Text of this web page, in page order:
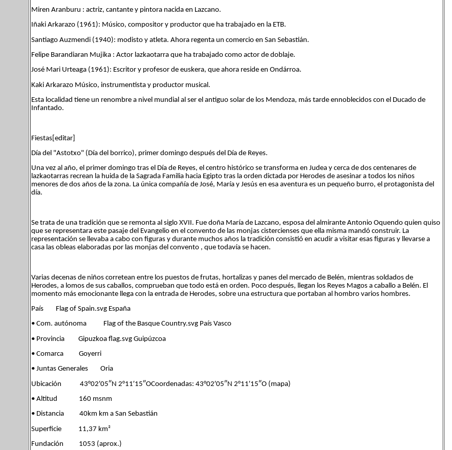
Miren Aranburu : actriz, cantante y pintora nacida en Lazcano.
Iñaki Arkarazo (1961): Músico, compositor y productor que ha trabajado en la ETB.
Santiago Auzmendi (1940): modisto y atleta. Ahora regenta un comercio en San Sebastián.
Felipe Barandiaran Mujika : Actor lazkaotarra que ha trabajado como actor de doblaje.
José Mari Urteaga (1961): Escritor y profesor de euskera, que ahora reside en Ondárroa.
Kaki Arkarazo Músico, instrumentista y productor musical.
Esta localidad tiene un renombre a nivel mundial al ser el antiguo solar de los Mendoza, más tarde ennoblecidos con el Ducado de
Infantado.
Fiestas[editar]
Día del "Astotxo" (Día del borrico), primer domingo después del Día de Reyes.
Una vez al año, el primer domingo tras el Día de Reyes, el centro histórico se transforma en Judea y cerca de dos centenares de
lazkaotarras recrean la huida de la Sagrada Familia hacia Egipto tras la orden dictada por Herodes de asesinar a todos los niños
menores de dos años de la zona. La única compañía de José, María y Jesús en esa aventura es un pequeño burro, el protagonista del
día.
Se trata de una tradición que se remonta al siglo XVII. Fue doña María de Lazcano, esposa del almirante Antonio Oquendo quien quiso
que se representara este pasaje del Evangelio en el convento de las monjas cistercienses que ella misma mandó construir. La
representación se llevaba a cabo con figuras y durante muchos años la tradición consistió en acudir a visitar esas figuras y llevarse a
casa las obleas elaboradas por las monjas del convento , que todavía se hacen.
Varias decenas de niños corretean entre los puestos de frutas, hortalizas y panes del mercado de Belén, mientras soldados de
Herodes, a lomos de sus caballos, comprueban que todo está en orden. Poco después, llegan los Reyes Magos a caballo a Belén. El
momento más emocionante llega con la entrada de Herodes, sobre una estructura que portaban al hombro varios hombres.
País Flag of Spain.svg España
• Com. autónoma Flag of the Basque Country.svg País Vasco
• Provincia Gipuzkoa flag.svg Guipúzcoa
• Comarca Goyerri
• Juntas Generales Oria
Ubicación 43°02′05″N 2°11′15″OCoordenadas: 43°02′05″N 2°11′15″O (mapa)
• Altitud 160 msnm
• Distancia 40km km a San Sebastián
Superficie 11,37 km²
Fundación 1053 (aprox.)